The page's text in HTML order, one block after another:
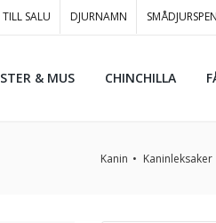
SALU DJURNAMN
& MUS CHINCHILLA
Kanin Kaninleksaker